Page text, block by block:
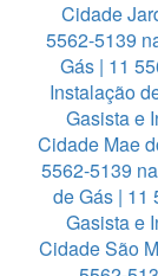
Cidade
5562-5139
Gás | 11
Instalação
Gasista e
Cidade Mae
5562-5139
de Gás | 11
Gasista e
Cidade São